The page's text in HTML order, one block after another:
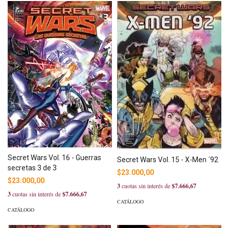
Secret Wars Vol. 16 - Guerras
secretas 3 de 3
$23.000,00
3cuotas sin interés de$7.666,67
CATÁLOGO
Secret Wars Vol. 15 - X-Men ´92
$23.000,00
3cuotas sin interés de$7.666,67
CATÁLOGO